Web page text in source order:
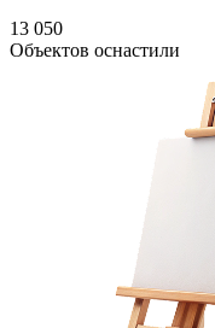
13 050
Объектов оснастили